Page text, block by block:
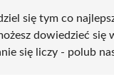
się tym co
dowiedzieć
się liczy - polub